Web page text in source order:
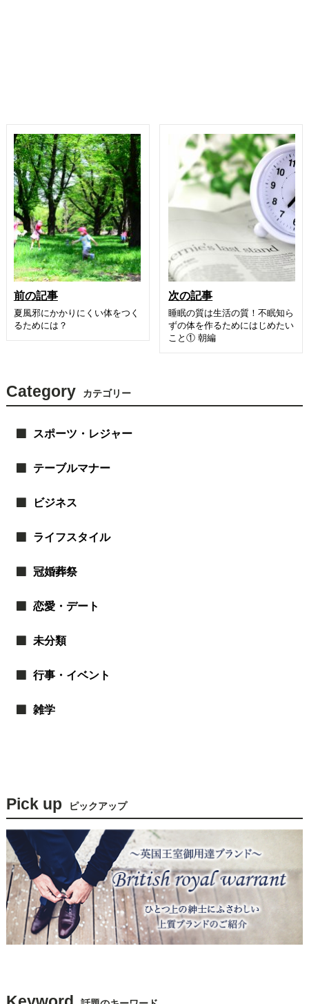
前の記事
夏風邪にかかりにくい体をつく
るためには？
次の記事
睡眠の質は生活の質！不眠知ら
ずの体を作るためにはじめたい
こと① 朝編
Category カテゴリー
スポーツ・レジャー
テーブルマナー
ビジネス
ライフスタイル
冠婚葬祭
恋愛・デート
未分類
行事・イベント
雑学
Pick up ピックアップ